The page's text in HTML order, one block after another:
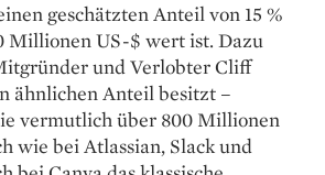
geschätzten Anteil von 15 %
Millionen US-$ wert ist. Dazu
und Verlobter Cliff
ähnlichen Anteil besitzt –
vermutlich über 800 Millionen
wie bei Atlassian, Slack und